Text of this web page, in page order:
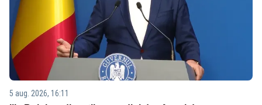
5 aug. 2026, 16:11